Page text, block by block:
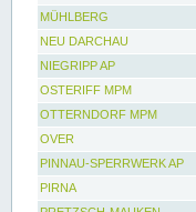
MÜHLBERG
NEU DARCHAU
NIEGRIPP AP
OSTERIFF MPM
OTTERNDORF MPM
OVER
PINNAU-SPERRWERK AP
PIRNA